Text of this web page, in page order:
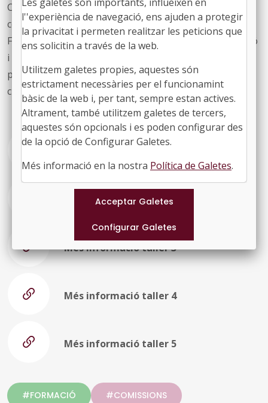
C20 i C21. Educació (repte rural digital, formació en
competències digitals, impuls digital a l'educació,
Formació Professional per a l'ocupació per a l'adquisició
i millora de competències digitals, aules mentor,
projectes d’innovació i investigació i places del primer
cicle d'educació infantil.
Més informació taller 1
Més informació taller 2
Més informació taller 3
Més informació taller 4
Més informació taller 5
#FORMACIÓ #COMISSIONS
l''experiència de navegació, ens ajuden a protegir
la privacitat i permeten realitzar les peticions que
ens solicitin a través de la web.
Utilitzem galetes propies, aquestes són
estrictament necessàries per el funcionamint
bàsic de la web i, per tant, sempre estan actives.
Altrament, també utilitzem galetes de tercers,
aquestes són opcionals i es poden configurar des
de la opció de Configurar Galetes.
Més informació en la nostra Política de Galetes.